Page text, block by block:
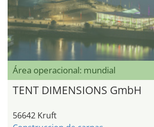
Área operacional: mundial
TENT DIMENSIONS GmbH
56642 Kruft